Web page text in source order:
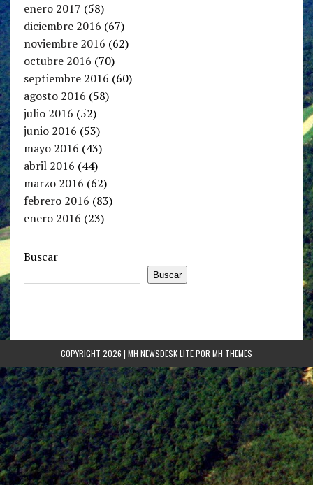
enero 2017 (58)
diciembre 2016 (67)
noviembre 2016 (62)
octubre 2016 (70)
septiembre 2016 (60)
agosto 2016 (58)
julio 2016 (52)
junio 2016 (53)
mayo 2016 (43)
abril 2016 (44)
marzo 2016 (62)
febrero 2016 (83)
enero 2016 (23)
Buscar
Buscar
COPYRIGHT 2026 | MH NEWSDESK LITE POR MH THEMES